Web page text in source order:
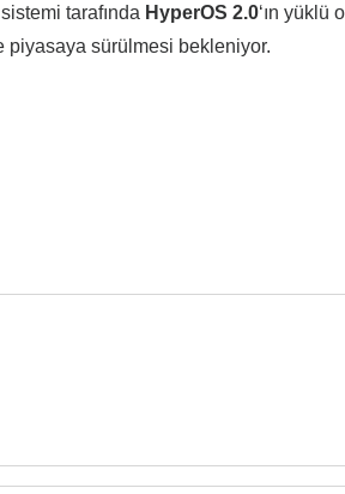
tarafında HyperOS 2.0‘ın yüklü
piyasaya sürülmesi bekleniyor.